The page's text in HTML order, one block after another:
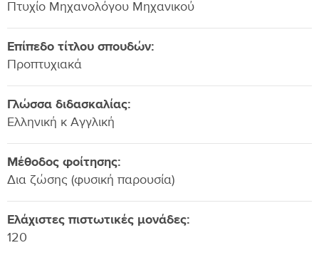
Πτυχίο Μηχανολόγου Μηχανικού
Επίπεδο τίτλου σπουδών:
Προπτυχιακά
Γλώσσα διδασκαλίας:
Ελληνική κ Αγγλική
Μέθοδος φοίτησης:
Δια ζώσης (φυσική παρουσία)
Ελάχιστες πιστωτικές μονάδες:
120